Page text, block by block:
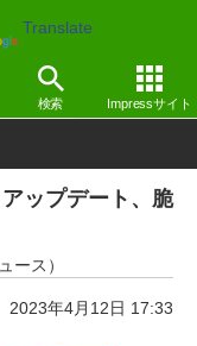
Translate
検索 Impressサイト
デート
ップデート、脆
ース）
2023年4月12日 17:33